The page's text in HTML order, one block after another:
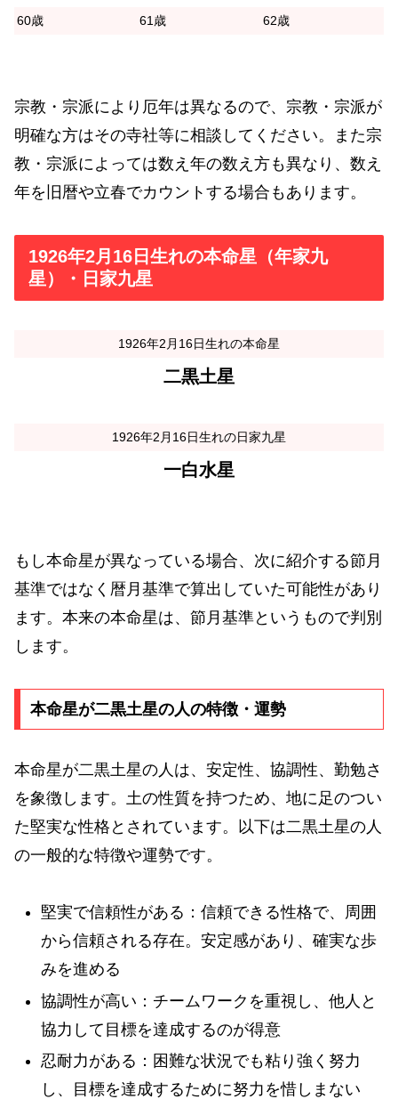
60歳
61歳 62歳
宗教・宗派により厄年は異なるので、宗教・宗派が
明確な方はその寺社等に相談してください。また宗
教・宗派によっては数え年の数え方も異なり、数え
年を旧暦や立春でカウントする場合もあります。
1926年2月16日生れの本命星（年家九
星）・日家九星
1926年2月16日生れの本命星
二黒土星
1926年2月16日生れの日家九星
一白水星
もし本命星が異なっている場合、次に紹介する節月
基準ではなく暦月基準で算出していた可能性があり
ます。本来の本命星は、節月基準というもので判別
します。
本命星が二黒土星の人の特徴・運勢
本命星が二黒土星の人は、安定性、協調性、勤勉さ
を象徴します。土の性質を持つため、地に足のつい
た堅実な性格とされています。以下は二黒土星の人
の一般的な特徴や運勢です。
堅実で信頼性がある：信頼できる性格で、周囲
から信頼される存在。安定感があり、確実な歩
みを進める
協調性が高い：チームワークを重視し、他人と
協力して目標を達成するのが得意
忍耐力がある：困難な状況でも粘り強く努力
し、目標を達成するために努力を惜しまない